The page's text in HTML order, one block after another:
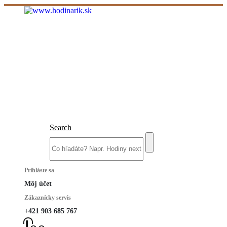
Search
Prihláste sa
Môj účet
Zákaznícky servis
+421 903 685 767